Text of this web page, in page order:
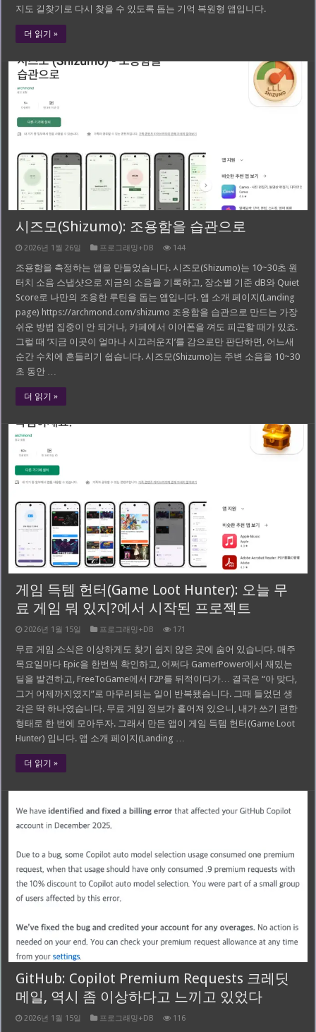
지도 길찾기로 다시 찾을 수 있도록 돕는 기억 복원형 앱입니다.
더 읽기 »
시즈모(Shizumo): 조용함을 습관으로
2026년 1월 26일 프로그래밍+DB 144
조용함을 측정하는 앱을 만들었습니다. 시즈모(Shizumo)는 10~30초 원
터치 소음 스냅샷으로 지금의 소음을 기록하고, 장소별 기준 dB와 Quiet
Score로 나만의 조용한 루틴을 돕는 앱입니다. 앱 소개 페이지(Landing
page) https://archmond.com/shizumo 조용함을 습관으로 만드는 가장
쉬운 방법 집중이 안 되거나, 카페에서 이어폰을 껴도 피곤할 때가 있죠.
그럴 때 ‘지금 이곳이 얼마나 시끄러운지’를 감으로만 판단하면, 어느새
순간 수치에 흔들리기 쉽습니다. 시즈모(Shizumo)는 주변 소음을 10~30
초 동안 …
더 읽기 »
게임 득템 헌터(Game Loot Hunter): 오늘 무
료 게임 뭐 있지?에서 시작된 프로젝트
2026년 1월 15일 프로그래밍+DB 171
무료 게임 소식은 이상하게도 찾기 쉽지 않은 곳에 숨어 있습니다. 매주
목요일마다 Epic을 한번씩 확인하고, 어쩌다 GamerPower에서 재밌는
딜을 발견하고, FreeToGame에서 F2P를 뒤적이다가… 결국은 “아 맞다,
그거 어제까지였지”로 마무리되는 일이 반복됐습니다. 그때 들었던 생
각은 딱 하나였습니다. 무료 게임 정보가 흩어져 있으니, 내가 쓰기 편한
형태로 한 번에 모아두자. 그래서 만든 앱이 게임 득템 헌터(Game Loot
Hunter) 입니다. 앱 소개 페이지(Landing …
더 읽기 »
GitHub: Copilot Premium Requests 크레딧
메일, 역시 좀 이상하다고 느끼고 있었다
2026년 1월 15일 프로그래밍+DB 116